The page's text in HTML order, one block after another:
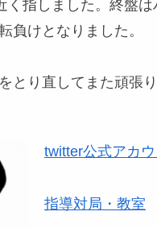
く指しました。終盤
負けとなりました。
とり直してまた頑張り
twitter公式アカウ
指導対局・教室